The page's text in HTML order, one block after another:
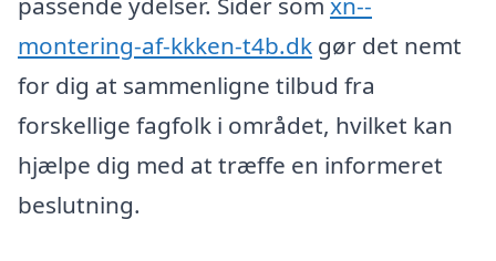
montering-af-kkken-t4b.dk gør det nemt
for dig at sammenligne tilbud fra
forskellige fagfolk i området, hvilket kan
hjælpe dig med at træffe en informeret
beslutning.